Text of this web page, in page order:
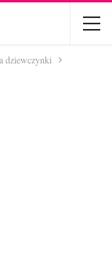
dziewczynki